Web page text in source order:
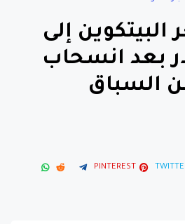
البيتكوين إلى
دولار بعد انسحاب
السباق
PINTEREST